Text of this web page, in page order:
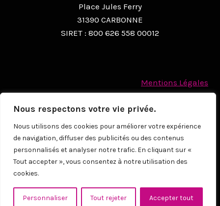
Nous respectons votre vie privée.
Nous utilisons des cookies pour améliorer votre expérience
de navigation, diffuser des publicités ou des contenus
personnalisés et analyser notre trafic. En cliquant sur «
Tout accepter », vous consentez à notre utilisation des
cookies.
Personnaliser Tout rejeter Accepter tout
E
M
E
N
T
Place Jules Ferry
31390 CARBONNE
SIRET : 800 626 558 00012
Mentions Légales
Politique des cookies
Protection des Données à caractère personnel
© 2026